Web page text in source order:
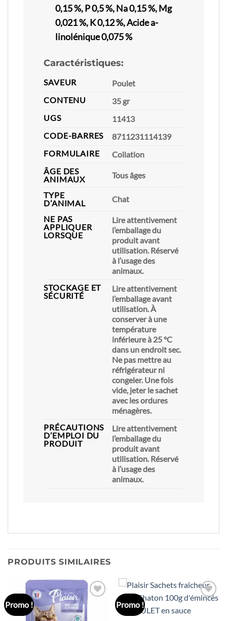
0,15 %, P 0,5 %, Na 0,15 %, Mg
0,021 %, K 0,12 %, Acide a-
linolénique 0,075 %
Caractéristiques:
SAVEUR
Poulet
CONTENU
35 gr
UGS
11413
CODE-BARRES
8711231114139
FORMULAIRE
Collation
ÂGE DES
ANIMAUX
Tous âges
TYPE
D’ANIMAL
Chat
NE PAS
APPLIQUER
LORSQUE
Lire attentivement
l’emballage du
produit avant
utilisation. Réservé
à l’usage des
animaux.
STOCKAGE ET
SÉCURITÉ
Lire attentivement
l’emballage avant
utilisation. À
conserver à une
température
inférieure à 25 °C
dans un endroit sec.
Ne pas mettre au
réfrigérateur ni
congeler. Une fois
vide, jeter le sachet
avec les ordures
ménagères.
PRÉCAUTIONS
D’EMPLOI DU
PRODUIT
Lire attentivement
l’emballage du
produit avant
utilisation. Réservé
à l’usage des
animaux.
PRODUITS SIMILAIRES
Promo !
Ajouter
à la liste
Promo !